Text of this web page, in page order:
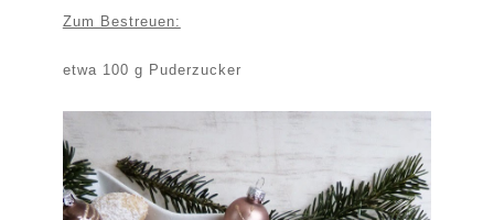
Zum Bestreuen:
etwa 100 g Puderzucker